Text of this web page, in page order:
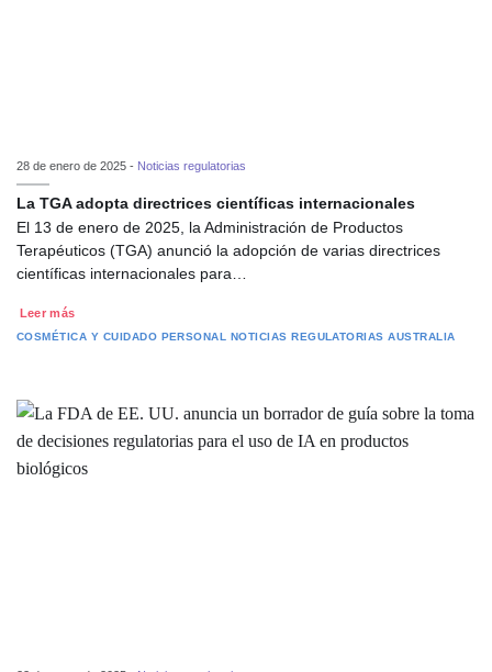
28 de enero de 2025 - Noticias regulatorias
La TGA adopta directrices científicas internacionales
El 13 de enero de 2025, la Administración de Productos
Terapéuticos (TGA) anunció la adopción de varias directrices
científicas internacionales para…
Leer más
COSMÉTICA Y CUIDADO PERSONAL NOTICIAS REGULATORIAS AUSTRALIA